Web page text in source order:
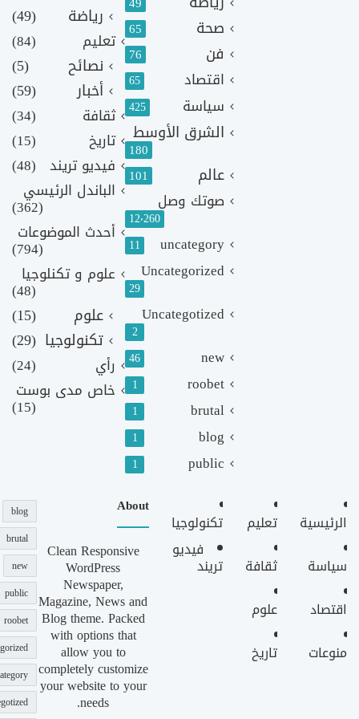
صحة 65
فن 76
اقتصاد 65
سياسة 425
الشرق الأوسط
180
عالم 101
صوتك وصل
12٬260
uncategory
11
Uncategorized
29
Uncategotized
2
new
46
roobet
1
brutal
1
blog
1
public
1
رياضة
(49)
تعليم (84)
نصائح
(5)
أخبار
(59)
ثقافة
(34)
تاريخ
(15)
فيديو تريند (48)
الباندل الرئيسي
(362)
أحدث الموضوعات
(794)
علوم و تكنلوجيا
(48)
علوم
(15)
تكنولوجيا (29)
رأي
(24)
خاص مدى بوست
(15)
الرئيسية
سياسة
اقتصاد
منوعات
تعليم
ثقافة
علوم
تاريخ
تكنولوجيا
فيديو
تريند
About
Clean Responsive
WordPress
Newspaper,
Magazine, News and
Blog theme. Packed
with options that
allow you to
completely customize
your website to your
needs.
blog
brutal
new
public
roobet